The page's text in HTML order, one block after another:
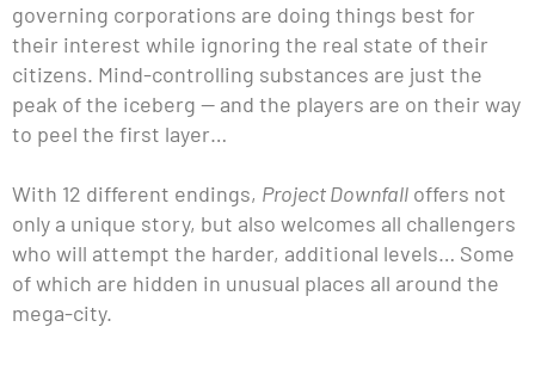
governing corporations are doing things best for
their interest while ignoring the real state of their
citizens. Mind-controlling substances are just the
peak of the iceberg — and the players are on their way
to peel the first layer…
With 12 different endings, Project Downfall offers not
only a unique story, but also welcomes all challengers
who will attempt the harder, additional levels… Some
of which are hidden in unusual places all around the
mega-city.